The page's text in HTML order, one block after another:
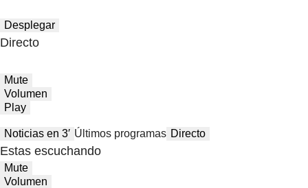
Desplegar
Directo
Mute
Volumen
Play
Noticias en 3′ Últimos programas Directo
Estas escuchando
Mute
Volumen